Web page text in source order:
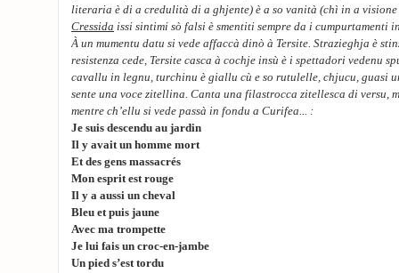
literaria è di a credulità di a ghjente) è a so vanità (chì in a
Cressida issi sintimi sò falsi è smentiti sempre da i cumpurtamenti
À un mumentu datu si vede affaccà dinò à Tersite. Strazieghja è
resistenza cede, Tersite casca à cochje insù è i spettadori vedenu
cavallu in legnu, turchinu è giallu cù e so rutulelle, chjucu, guasi
sente una voce zitellina. Canta una filastrocca zitellesca di versu,
mentre ch’ellu si vede passà in fondu a Curifea... :
Je suis descendu au jardin
Il y avait un homme mort
Et des gens massacrés
Mon esprit est rouge
Il y a aussi un cheval
Bleu et puis jaune
Avec ma trompette
Je lui fais un croc-en-jambe
Un pied s’est tordu